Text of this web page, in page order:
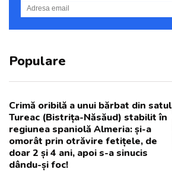
Populare
Crimă oribilă a unui bărbat din satul
Tureac (Bistrița-Năsăud) stabilit în
regiunea spaniolă Almeria: și-a
omorât prin otrăvire fetițele, de
doar 2 și 4 ani, apoi s-a sinucis
dându-și foc!